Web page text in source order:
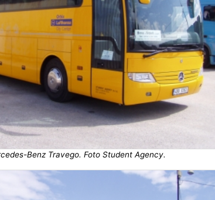
Benz Travego. Foto Student Agency.